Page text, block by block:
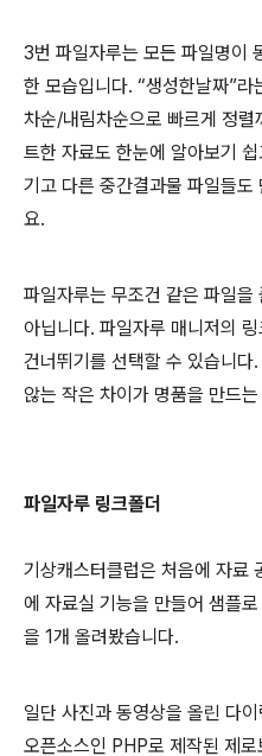
3번 파일자루는 모든 파일명이
한 모습입니다. “생성한날짜”
차순/내림차순으로 빠르게 정렬
트한 자료도 한눈에 알아보기
기고 다른 중간결과물 파일들도
요.
파일자루는 무조건 같은 파일
아닙니다. 파일자루 매니저의
건너뛰기를 선택할 수 있습니다
않는 작은 차이가 명품을 만드
파일자루 링크폴더
기상캐스터클럽은 처음에 자료
에 자료실 기능을 만들어 샘플
을 1개 올려봤습니다.
일단 사진과 동영상을 올린 다
오픈소스인 PHP로 제작된 제